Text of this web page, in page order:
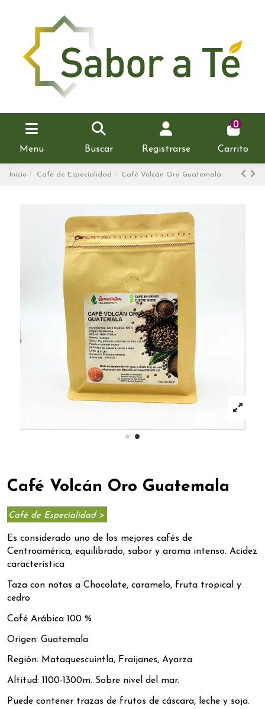
Menu Buscar Registrarse
0
Carrito
Inicio Café de Especialidad Café Volcán Oro Guatemala
Café Volcán Oro Guatemala
Café de Especialidad >
Es considerado uno de los mejores cafés de
Centroamérica, equilibrado, sabor y aroma intenso. Acidez
característica
Taza con notas a Chocolate, caramelo, fruta tropical y
cedro
Café Arábica 100 %
Origen: Guatemala
Región: Mataquescuintla, Fraijanes, Ayarza
Altitud: 1100-1300m. Sobre nivel del mar.
Puede contener trazas de frutos de cáscara, leche y soja.